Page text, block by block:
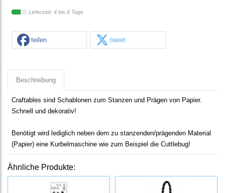
Lieferzeit: 4 bis 6 Tage
teilen tweet
Beschreibung
Craftables sind Schablonen zum Stanzen und Prägen von Papier.
Schnell und dekorativ!
Benötigt wird lediglich neben dem zu stanzenden/prägenden Material
(Papier) eine Kurbelmaschine wie zum Beispiel die Cuttlebug!
Ähnliche Produkte: